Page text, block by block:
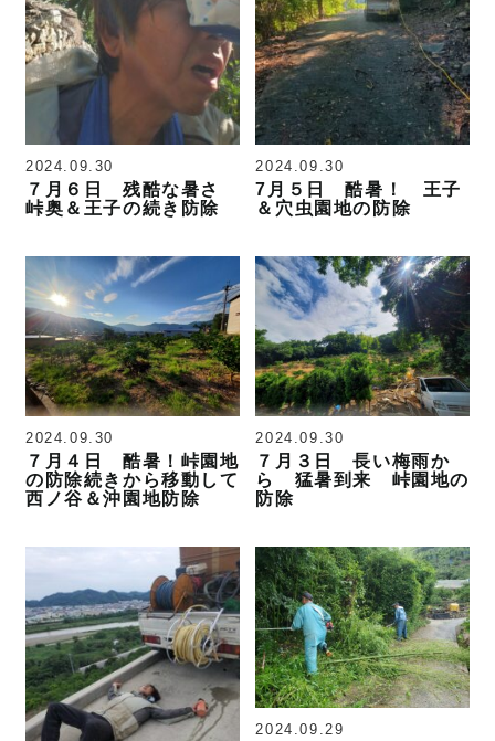
2024.09.30
７月６日 残酷な暑さ
峠奥＆王子の続き防除
2024.09.30
7月５日 酷暑！ 王子
＆穴虫園地の防除
2024.09.30
７月４日 酷暑！峠園地
の防除続きから移動して
西ノ谷＆沖園地防除
2024.09.30
７月３日 長い梅雨か
ら 猛暑到来 峠園地の
防除
2024.09.29